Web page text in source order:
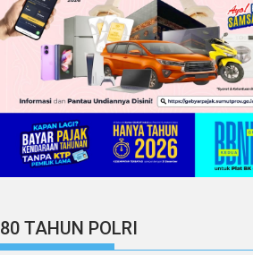
80 TAHUN POLRI